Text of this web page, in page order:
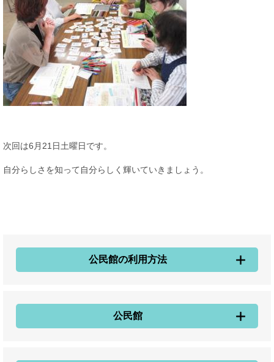
次回は6月21日土曜日です。
自分らしさを知って自分らしく輝いていきましょう。
公民館の利用方法
公民館